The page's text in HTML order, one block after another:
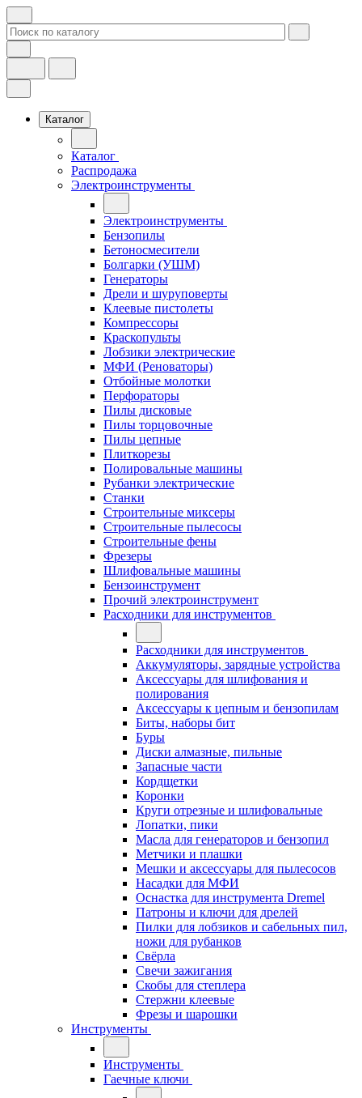
Каталог
Каталог
Распродажа
Электроинструменты
Электроинструменты
Бензопилы
Бетоносмесители
Болгарки (УШМ)
Генераторы
Дрели и шуруповерты
Клеевые пистолеты
Компрессоры
Краскопульты
Лобзики электрические
МФИ (Реноваторы)
Отбойные молотки
Перфораторы
Пилы дисковые
Пилы торцовочные
Пилы цепные
Плиткорезы
Полировальные машины
Рубанки электрические
Станки
Строительные миксеры
Строительные пылесосы
Строительные фены
Фрезеры
Шлифовальные машины
Бензоинструмент
Прочий электроинструмент
Расходники для инструментов
Расходники для инструментов
Аккумуляторы, зарядные устройства
Аксессуары для шлифования и
полирования
Аксессуары к цепным и бензопилам
Биты, наборы бит
Буры
Диски алмазные, пильные
Запасные части
Кордщетки
Коронки
Круги отрезные и шлифовальные
Лопатки, пики
Масла для генераторов и бензопил
Метчики и плашки
Мешки и аксессуары для пылесосов
Насадки для МФИ
Оснастка для инструмента Dremel
Патроны и ключи для дрелей
Пилки для лобзиков и сабельных пил,
ножи для рубанков
Свёрла
Свечи зажигания
Скобы для степлера
Стержни клеевые
Фрезы и шарошки
Инструменты
Инструменты
Гаечные ключи